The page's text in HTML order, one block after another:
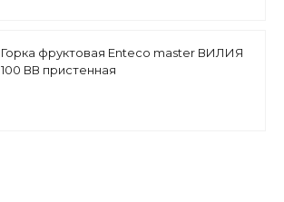
Горка фруктовая Enteco master ВИЛИЯ
100 ВВ пристенная